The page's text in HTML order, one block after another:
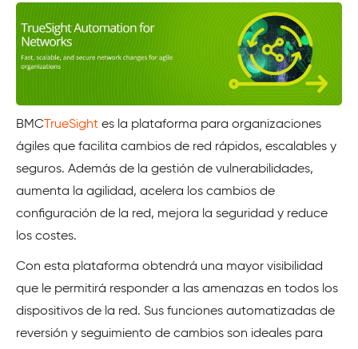
BMC TrueSight es la plataforma para organizaciones
ágiles que facilita cambios de red rápidos, escalables y
seguros. Además de la gestión de vulnerabilidades,
aumenta la agilidad, acelera los cambios de
configuración de la red, mejora la seguridad y reduce
los costes.
Con esta plataforma obtendrá una mayor visibilidad
que le permitirá responder a las amenazas en todos los
dispositivos de la red. Sus funciones automatizadas de
reversión y seguimiento de cambios son ideales para